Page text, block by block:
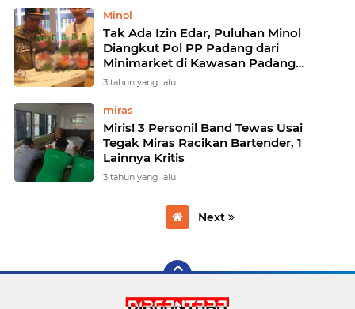
Minol
Tak Ada Izin Edar, Puluhan Minol
Diangkut Pol PP Padang dari
Minimarket di Kawasan Padang
Selatan
3 tahun yang lalu
miras
Miris! 3 Personil Band Tewas Usai
Tegak Miras Racikan Bartender, 1
Lainnya Kritis
3 tahun yang lalu
Next